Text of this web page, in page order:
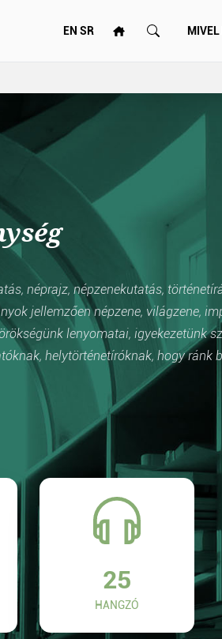
EN SR MIVEL
néprajz, népzenekutatás,
jellemzően népzene, világzene,
lenyomatai, igyekezetünk
helytörténetíróknak, hogy ránk
25
HANGZÓ